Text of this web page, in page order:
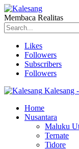
Membaca Realitas
Likes
Followers
Subscribers
Followers
Kalesang
Home
Nusantara
Maluku
Ternate
Tidore